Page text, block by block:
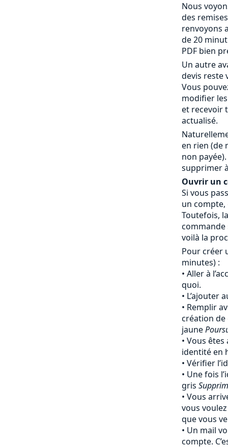
Nous
des
renvoyons
de 20
PDF bien
Un autre
devis reste
Vous
modifier
et recevoir
actualisé.
en rien (de
non
supprimer
Ouvrir un
Si vous
un compte,
Toutefois,
commande
voilà la
Pour créer
minutes) :
Aller à
quoi.
L’ajouter
Remplir
création
jaune
Vous êtes
identité en
Vérifier
Une fois
gris
Vous
vous
que vous
Un mail
compte.